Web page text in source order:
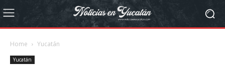
Home Yucatán
Yucatán